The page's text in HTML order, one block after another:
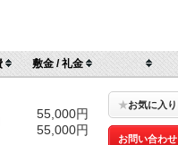
敷金 / 礼金
55,000円
55,000円
★お気に入り
お問い合わせ